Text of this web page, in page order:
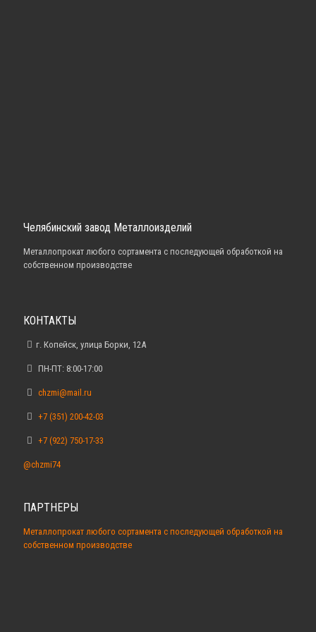
Челябинский завод Металлоизделий
Металлопрокат любого сортамента с последующей обработкой на
собственном производстве
КОНТАКТЫ
г. Копейск, улица Борки, 12А
ПН-ПТ: 8:00-17:00
chzmi@mail.ru
+7 (351) 200-42-03
+7 (922) 750-17-33
@chzmi74
ПАРТНЕРЫ
Металлопрокат любого сортамента с последующей обработкой на
собственном производстве